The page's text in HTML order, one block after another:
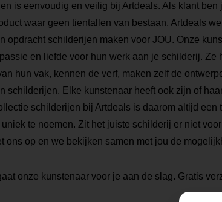
is eenvoudig en veilig bij Artdeals. Als klant ben
waar geen tientallen van bestaan. Artdeals
opdracht schilderijen maken voor JOU. Onze
en liefde voor hun werk aan je schilderij. Ze
hun vak, kennen de verf, maken zelf de
schilderijen. Elke kunstenaar heeft ook zijn of
schilderijen bij Artdeals is daarom altijd een
te noemen. Zit het juiste schilderij er niet
ons op en we bekijken samen met jou de
onze kunstenaar voor je aan de slag. Gratis